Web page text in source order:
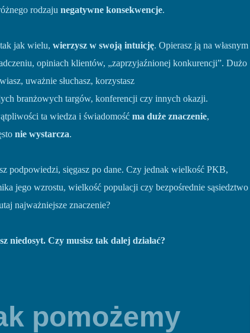
rodzaju negatywne konsekwencje.
jak wielu, wierzysz w swoją intuicję. Opierasz ją na własnym
opiniach klientów, „zaprzyjaźnionej konkurencji”. Dużo
uważnie słuchasz, korzystasz
branżowych targów, konferencji czy innych okazji.
ta wiedza i świadomość ma duże znaczenie,
nie wystarcza.
podpowiedzi, sięgasz po dane. Czy jednak wielkość PKB,
jego wzrostu, wielkość populacji czy bezpośrednie sąsiedztwo
najważniejsze znaczenie?
niedosyt. Czy musisz tak dalej działać?
pomożemy